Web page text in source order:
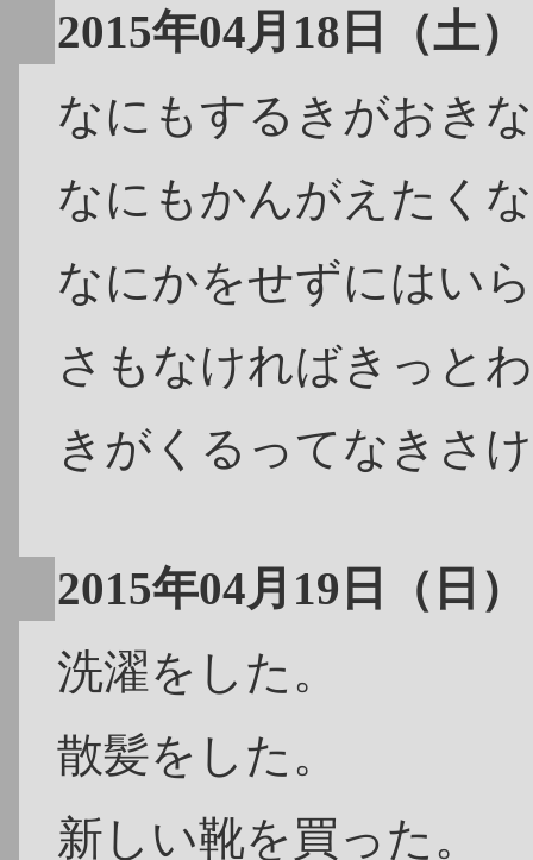
2015年04月18日（土）
なにもするきがおき
なにもかんがえたく
なにかをせずにはい
さもなければきっと
きがくるってなきさ
2015年04月19日（日）
洗濯をした。
散髪をした。
新しい靴を買った。